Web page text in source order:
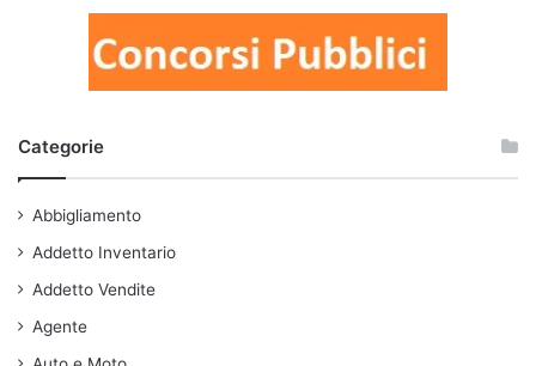
Categorie
Abbigliamento
Addetto Inventario
Addetto Vendite
Agente